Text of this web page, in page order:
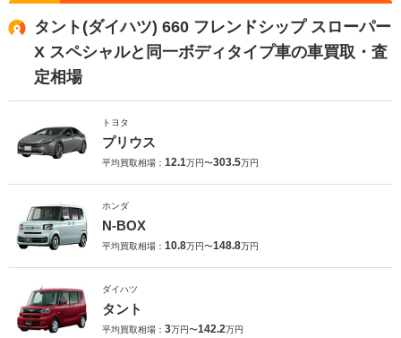
タント(ダイハツ) 660 フレンドシップ スローパー
X スペシャルと同一ボディタイプ車の車買取・査
定相場
トヨタ
プリウス
平均買取相場： 12.1万円〜303.5万円
ホンダ
N-BOX
平均買取相場： 10.8万円〜148.8万円
ダイハツ
タント
平均買取相場： 3万円〜142.2万円